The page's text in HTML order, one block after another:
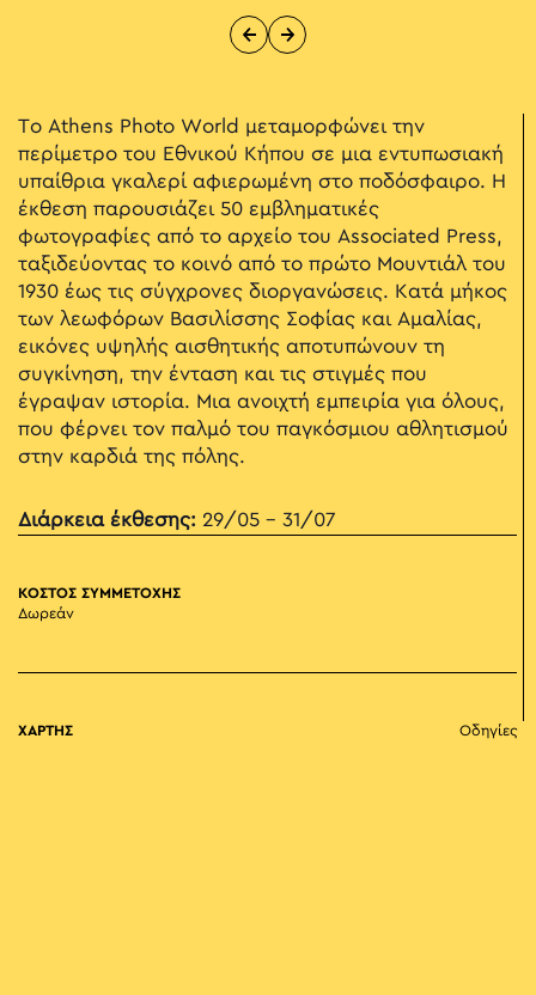
Το Athens Photo World μεταμορφώνει την
περίμετρο του Εθνικού Κήπου σε μια εντυπωσιακή
υπαίθρια γκαλερί αφιερωμένη στο ποδόσφαιρο. Η
έκθεση παρουσιάζει 50 εμβληματικές
φωτογραφίες από το αρχείο του Associated Press,
ταξιδεύοντας το κοινό από το πρώτο Μουντιάλ του
1930 έως τις σύγχρονες διοργανώσεις. Κατά μήκος
των λεωφόρων Βασιλίσσης Σοφίας και Αμαλίας,
εικόνες υψηλής αισθητικής αποτυπώνουν τη
συγκίνηση, την ένταση και τις στιγμές που
έγραψαν ιστορία. Μια ανοιχτή εμπειρία για όλους,
που φέρνει τον παλμό του παγκόσμιου αθλητισμού
στην καρδιά της πόλης.
Διάρκεια έκθεσης: 29/05 - 31/07
ΚΟΣΤΟΣ ΣΥΜΜΕΤΟΧΗΣ
Δωρεάν
ΧΑΡΤΗΣ Οδηγίες